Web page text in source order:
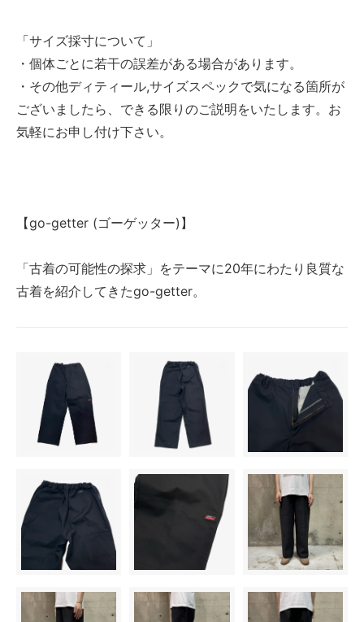
「サイズ採寸について」
・個体ごとに若干の誤差がある場合があります。
・その他ディティール,サイズスペックで気になる箇所が
ございましたら、できる限りのご説明をいたします。お
気軽にお申し付け下さい。
【go-getter (ゴーゲッター)】
「古着の可能性の探求」をテーマに20年にわたり良質な
古着を紹介してきたgo-getter。